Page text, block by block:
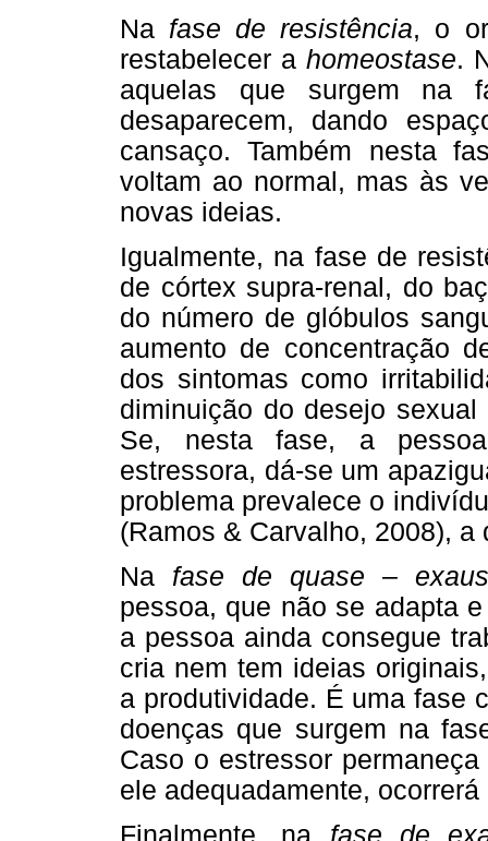
Na fase de resistência, o
restabelecer a homeostase.
aquelas que surgem na
desaparecem, dando
cansaço. Também nesta
voltam ao normal, mas às
novas ideias.
Igualmente, na fase de
de córtex supra-renal, do
do número de glóbulos
aumento de concentração
dos sintomas como
diminuição do desejo
Se, nesta fase, a
estressora, dá-se um
problema prevalece o
(Ramos & Carvalho, 2008), a
Na fase de quase –
pessoa, que não se adapta
a pessoa ainda consegue
cria nem tem ideias
a produtividade. É uma fase
doenças que surgem na
Caso o estressor
ele adequadamente,